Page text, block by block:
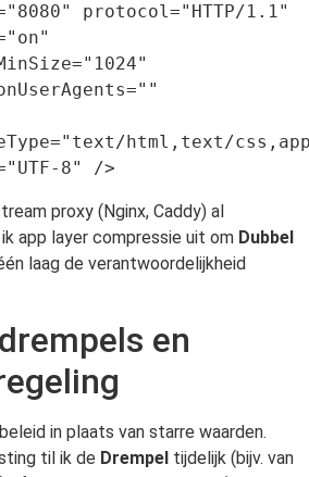
protocol="HTTP/1.1"
html,text/
8" />
proxy (Nginx, Caddy) al
app layer compressie uit om Dubbel
laag de verantwoordelijkheid
en
in plaats van starre waarden.
til ik de Drempel tijdelijk (bijv. van